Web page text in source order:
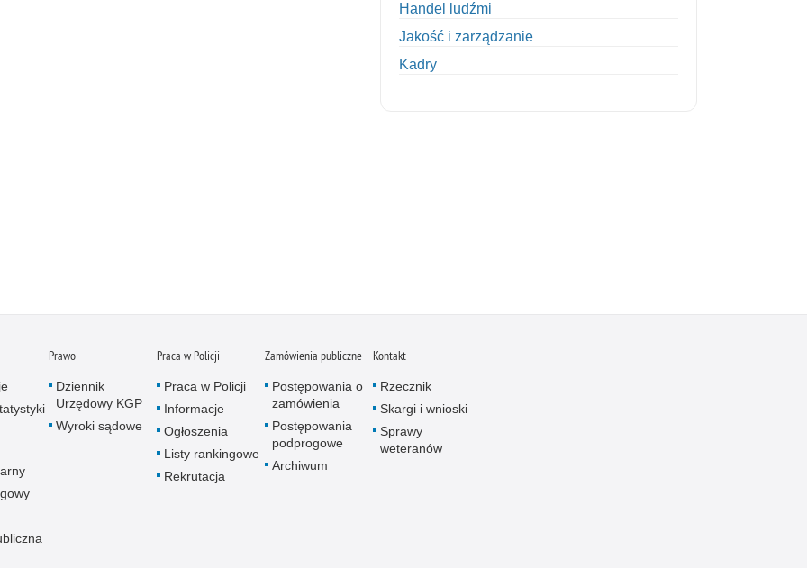
Handel ludźmi
Jakość i zarządzanie
Kadry
Nietrzeźwi kierujący
Nietrzeźwi opiekunowie
Prawo
Dziennik
Urzędowy KGP
Wyroki sądowe
Praca w Policji
Praca w Policji
Informacje
Ogłoszenia
Listy rankingowe
Rekrutacja
Zamówienia publiczne
Postępowania o
zamówienia
Postępowania
podprogowe
Archiwum
Kontakt
Rzecznik
Skargi i wnioski
Sprawy
weteranów